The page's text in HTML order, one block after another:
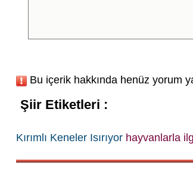
Bu içerik hakkında henüz yorum
Şiir Etiketleri :
Kırımlı Keneler Isırıyor hayvanlarla